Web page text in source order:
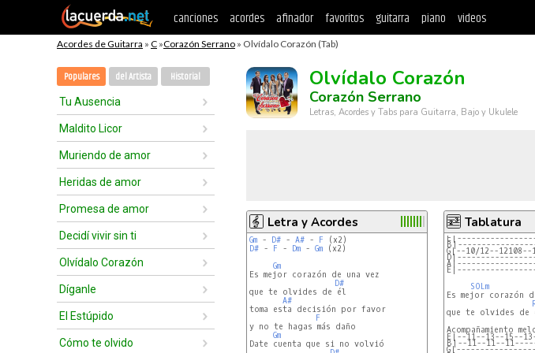
canciones acordes afinador favoritos guitarra piano videos
Acordes de Guitarra » C »Corazón Serrano » Olvídalo Corazón (Tab)
Populares del Artista Historial
Tu Ausencia
Maldito Licor
Muriendo de amor
Heridas de amor
Promesa de amor
Decidí vivir sin ti
Olvídalo Corazón
Díganle
El Estúpido
Cómo te olvido
Olvídalo Corazón
Corazón Serrano
Letras, Acordes y Tabs para Guitarra, Bajo y Ukulele
Letra y Acordes
Gm - D# - A# - F
D# - F - Dm - Gm (x2)
Gm
Es mejor corazón de una vez
D#
que te olvides de él
A#
toma esta decisión por favor
F
y no te hagas más daño
Gm
Date cuenta que si no volvió
Tablatura
G|--10/12--12108--
SOLm
Es mejor corazón
que te olvides de
E|--11--13--15--
B|--11--11--